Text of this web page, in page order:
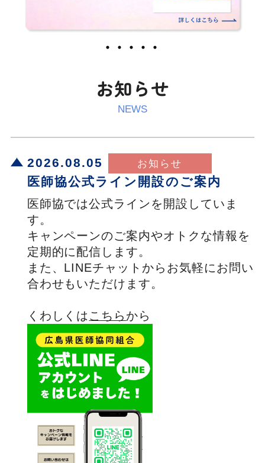
お知らせ
NEWS
2026.08.05
医師協公式ライン開設のご案内
医師協では公式ラインを開設していま
す。
キャンペーンのご案内やオトクな情報を
定期的に配信します。
また、LINEチャットからお気軽にお問い
合わせもいただけます。
くわしくは こちら から